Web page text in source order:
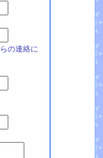
の連絡に